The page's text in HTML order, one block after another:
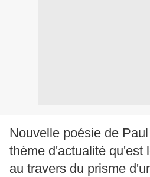
Nouvelle poésie de
thème d'actualité qu'est
au travers du prisme